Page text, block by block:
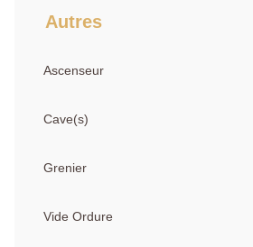
Autres
Ascenseur
Cave(s)
Grenier
Vide Ordure